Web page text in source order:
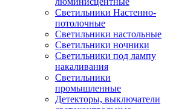
Светильники Настенно-
потолочные
Светильники настольные
Светильники ночники
Светильники под лампу
накаливания
Светильники
промышленные
Детекторы, выключатели